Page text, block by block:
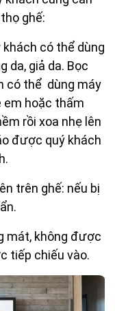
ghế:
khách có thể dùng
da, giả da. Bọc
có thể dùng máy
em hoặc thấm
rồi xoa nhẹ lên
được quý khách
trên ghế: nếu bị
mát, không được
tiếp chiếu vào.